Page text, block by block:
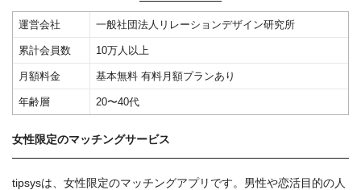
運営会社 一般社団法人リレーションデザイン研究所
累計会員数 10万人以上
月額料金 基本無料 有料月額プランあり
年齢層 20〜40代
女性限定のマッチングサービス
tipsysは、女性限定のマッチングアプリです。男性や恋活目的の人